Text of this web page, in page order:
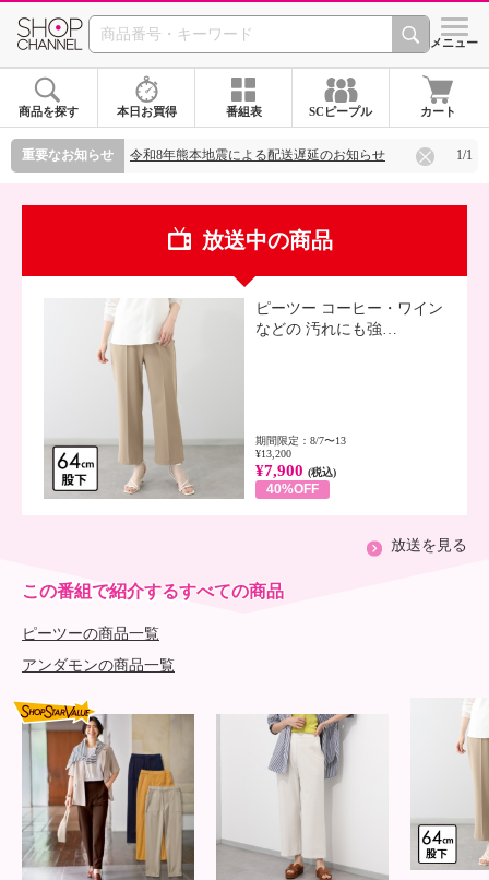
SHOP CHANNEL ショッ
メニュー
商品を探す 本日お買得 番組表 SCピープル カート
重要なお知らせ
令和8年熊本地震による配送遅延のお知らせ
令和8年熊本地震による配送遅延のお知らせ
1/1
放送中の商品
ピーツー コーヒー・ワイン
などの 汚れにも強…
期間限定：8/7〜13
¥13,200
¥7,900 (税込)
40%OFF
放送を見る
この番組で紹介するすべての商品
ピーツーの商品一覧
アンダモンの商品一覧